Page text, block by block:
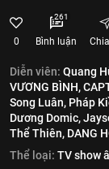
0
261
Bình luận
Diễn viên: Quang
VƯƠNG BÌNH,
Song Luân, Pháp
Dương Domic,
Thể Thiên, DANG
Thể loại: TV show